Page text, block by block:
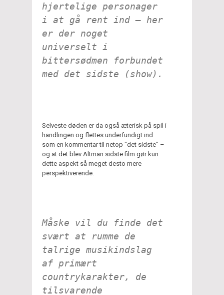
hjertelige personager
i at gå rent ind – her
er der noget
universelt i
bittersødmen forbundet
med det sidste (show).
Selveste døden er da også æterisk på spil i
handlingen og flettes underfundigt ind
som en kommentar til netop "det sidste" –
og at det blev Altman sidste film gør kun
dette aspekt så meget desto mere
perspektiverende.
Måske vil du finde det
svært at rumme de
talrige musikindslag
af primært
countrykarakter, de
tilsvarende